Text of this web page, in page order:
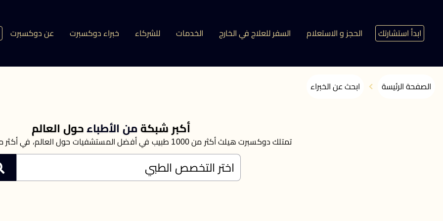
عن دوكسبرت خبراء دوكسبرت للشركاء الخدمات السفر للعلاج في الخارج الحجز و الاستعلام ابدأ استشارتك
الصفحة الرئيسة ابحث عن الخبراء
أكبر شبكة من الأطباء حول العالم
تمتلك دوكسبرت هيلث أكثر من 1000 طبيب في أفضل المستشفيات حول العالم، في أكثر من 1200 تخصص طبي